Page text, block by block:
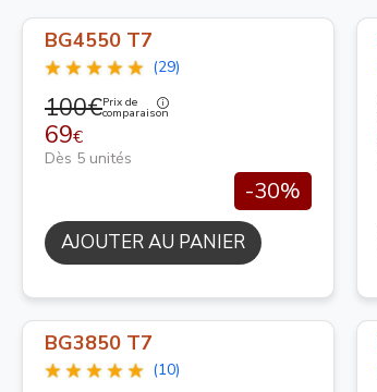
BG4550 T7
(29)
100€Prix de
comparaison
69€
Dès 5 unités
-30%
AJOUTER AU PANIER
BG3850 T7
(10)